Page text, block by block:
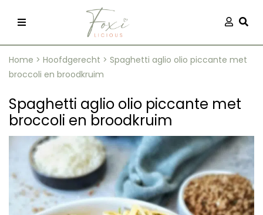
kleding
Home > Hoofdgerecht > Spaghetti aglio olio piccante met
broccoli en broodkruim
Spaghetti aglio olio piccante met
broccoli en broodkruim